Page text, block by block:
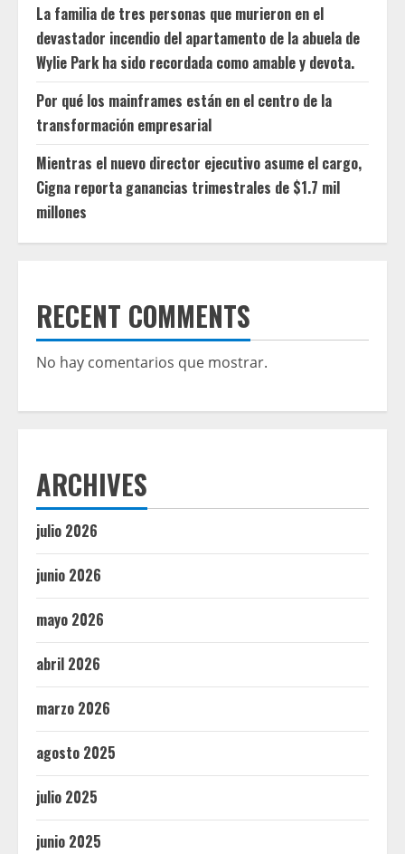
La familia de tres personas que murieron en el
devastador incendio del apartamento de la abuela de
Wylie Park ha sido recordada como amable y devota.
Por qué los mainframes están en el centro de la
transformación empresarial
Mientras el nuevo director ejecutivo asume el cargo,
Cigna reporta ganancias trimestrales de $1.7 mil
millones
RECENT COMMENTS
No hay comentarios que mostrar.
ARCHIVES
julio 2026
junio 2026
mayo 2026
abril 2026
marzo 2026
agosto 2025
julio 2025
junio 2025